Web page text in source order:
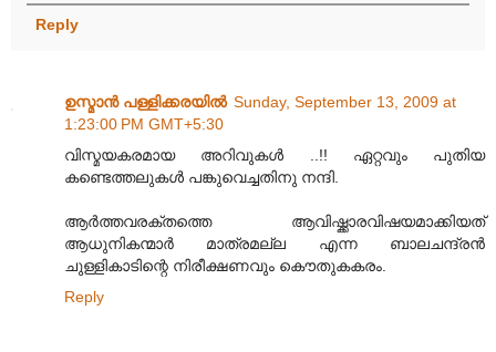
Reply
ഉസ്മാന്‍ പള്ളിക്കരയില്‍ Sunday, September 13, 2009 at
1:23:00 PM GMT+5:30
വിസ്മയകരമായ അറിവുകൾ‌ ..!! ഏറ്റവും‌ പുതിയ
കണ്ടെത്തലുകൾ‌ പങ്കുവെച്ചതിനു നന്ദി.
ആർ‌ത്തവരക്തത്തെ ആവിഷ്ക്കാരവിഷയമാക്കിയത്
ആധുനികന്മാർ മാത്രമല്ല എന്ന ബാലചന്ദ്രൻ
ചുള്ളികാടിന്റെ നിരീക്ഷണവും‌ കൌതുകകരം.
Reply